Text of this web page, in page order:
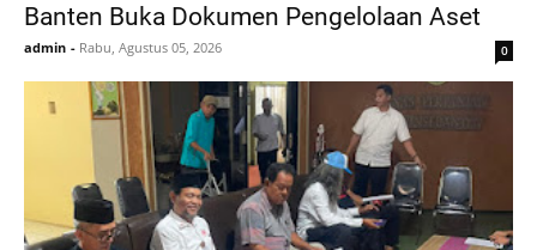
Banten Buka Dokumen Pengelolaan Aset
admin - Rabu, Agustus 05, 2026 0